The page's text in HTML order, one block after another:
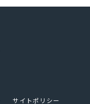
サイトポリシー